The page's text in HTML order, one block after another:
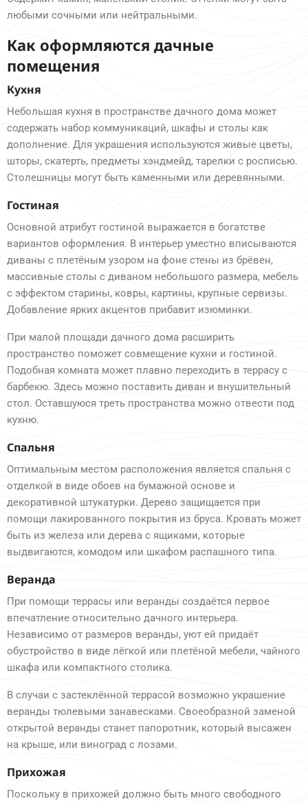
любыми сочными или нейтральными.
Как оформляются дачные
помещения
Кухня
Небольшая кухня в пространстве дачного дома может
содержать набор коммуникаций, шкафы и столы как
дополнение. Для украшения используются живые цветы,
шторы, скатерть, предметы хэндмейд, тарелки с росписью.
Столешницы могут быть каменными или деревянными.
Гостиная
Основной атрибут гостиной выражается в богатстве
вариантов оформления. В интерьер уместно вписываются
диваны с плетёным узором на фоне стены из брёвен,
массивные столы с диваном небольшого размера, мебель
с эффектом старины, ковры, картины, крупные сервизы.
Добавление ярких акцентов прибавит изюминки.
При малой площади дачного дома расширить
пространство поможет совмещение кухни и гостиной.
Подобная комната может плавно переходить в террасу с
барбекю. Здесь можно поставить диван и внушительный
стол. Оставшуюся треть пространства можно отвести под
кухню.
Спальня
Оптимальным местом расположения является спальня с
отделкой в виде обоев на бумажной основе и
декоративной штукатурки. Дерево защищается при
помощи лакированного покрытия из бруса. Кровать может
быть из железа или дерева с ящиками, которые
выдвигаются, комодом или шкафом распашного типа.
Веранда
При помощи террасы или веранды создаётся первое
впечатление относительно дачного интерьера.
Независимо от размеров веранды, уют ей придаёт
обустройство в виде лёгкой или плетёной мебели, чайного
шкафа или компактного столика.
В случаи с застеклённой террасой возможно украшение
веранды тюлевыми занавесками. Своеобразной заменой
открытой веранды станет папоротник, который высажен
на крыше, или виноград с лозами.
Прихожая
Поскольку в прихожей должно быть много свободного